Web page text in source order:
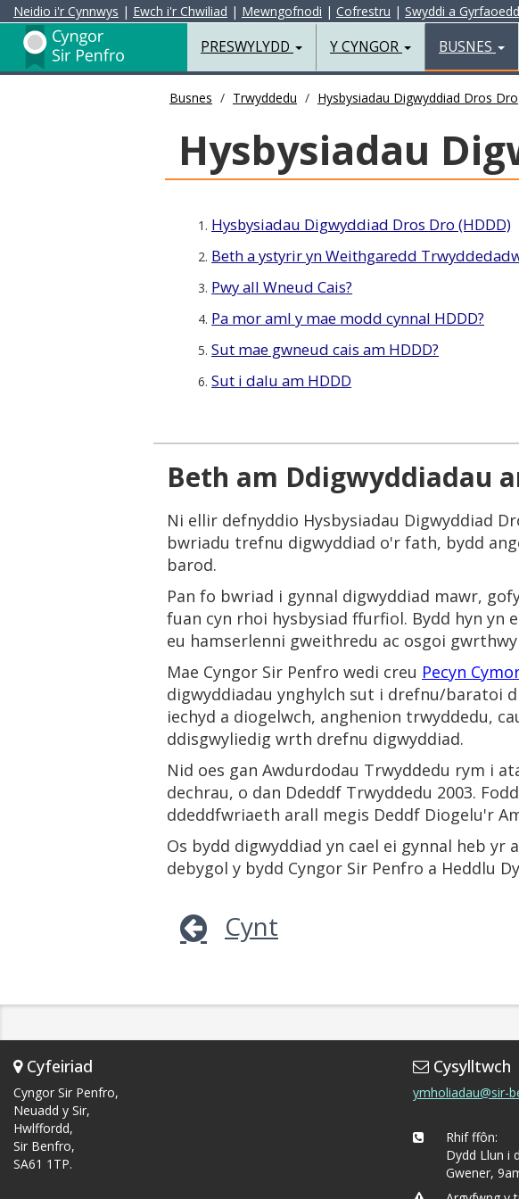
Neidio i'r Cynnwys | Ewch i'r Chwiliad | Mewngofnodi | Cofrestru | Swyddi a Gyrfaoedd
Preswylydd
PRESWYLYDD Y CYNGOR BUSNES
Busnes Trwyddedu Hysbysiadau Digwyddiad Dros Dro
Hysbysiadau
1. Hysbysiadau Digwyddiad Dros Dro (HDDD)
2. Beth a ystyrir yn Weithgaredd
3. Pwy all Wneud Cais?
4. Pa mor aml y mae modd cynnal HDDD?
5.Sut mae gwneud cais am HDDD?
6.Sut i dalu am HDDD
Beth am Ddigwyddiadau
Ni ellir defnyddio Hysbysiadau Digwyddiad
bwriadu trefnu digwyddiad o'r fath, bydd
barod.
Pan fo bwriad i gynnal digwyddiad mawr,
fuan cyn rhoi hysbysiad ffurfiol. Bydd hyn yn
eu hamserlenni gweithredu ac osgoi
Mae Cyngor Sir Penfro wedi creu Pecyn
digwyddiadau ynghylch sut i drefnu/baratoi
iechyd a diogelwch, anghenion trwyddedu,
ddisgwyliedig wrth drefnu digwyddiad.
Nid oes gan Awdurdodau Trwyddedu rym i
dechrau, o dan Ddeddf Trwyddedu 2003.
ddeddfwriaeth arall megis Deddf Diogelu'r
Os bydd digwyddiad yn cael ei gynnal heb
debygol y bydd Cyngor Sir Penfro a Heddlu
Cynt
Cyfeiriad
Cyngor Sir Penfro,
Neuadd y Sir,
Hwlffordd,
Sir Benfro,
SA61 1TP.
Cysylltwch
ymholiadau@sir-
Rhif ffôn:
Dydd Llun i
Gwener,